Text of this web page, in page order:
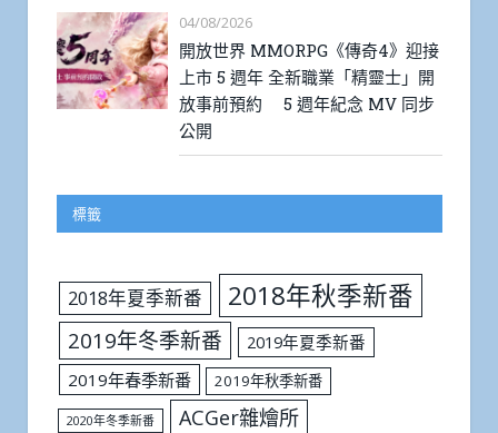
04/08/2026
開放世界 MMORPG《傳奇4》迎接
上市 5 週年 全新職業「精靈士」開
放事前預約 5 週年紀念 MV 同步
公開
標籤
2018年夏季新番 2018年秋季新番
2019年冬季新番
2019年夏季新番
2019年春季新番
2019年秋季新番
2020年冬季新番 ACGer雜燴所